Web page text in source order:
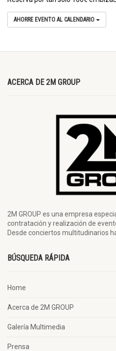
AHORRE EVENTO AL CALENDARIO
ACERCA DE 2M GROUP
2M GROUP es una empresa
contratación y realización de
Desde conciertos multitudinarios
BÚSQUEDA RÁPIDA
Home
Acerca de 2M GROUP
Galería Multimedia
Prensa